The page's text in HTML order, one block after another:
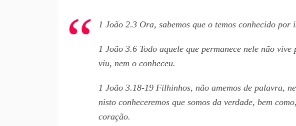
1 João 2.3 Ora, sabemos que o temos conhecido por
1 João 3.6 Todo aquele que permanece nele não
viu, nem o conheceu.
1 João 3.18-19 Filhinhos, não amemos de palavra,
nisto conheceremos que somos da verdade, bem
coração.